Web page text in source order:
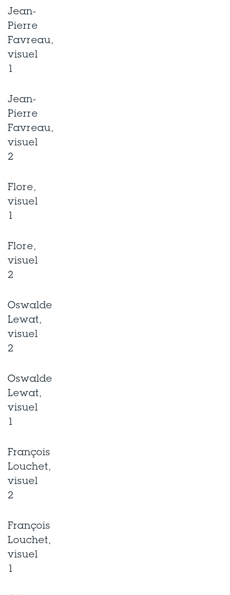
Jean-
Pierre
Favreau,
visuel
1
Jean-
Pierre
Favreau,
visuel
2
Flore,
visuel
1
Flore,
visuel
2
Oswalde
Lewat,
visuel
2
Oswalde
Lewat,
visuel
1
François
Louchet,
visuel
2
François
Louchet,
visuel
1